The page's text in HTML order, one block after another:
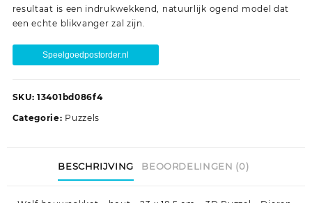
resultaat is een indrukwekkend, natuurlijk ogend model dat
een echte blikvanger zal zijn.
Speelgoedpostorder.nl
SKU: 13401bd086f4
Categorie: Puzzels
BESCHRIJVING BEOORDELINGEN (0)